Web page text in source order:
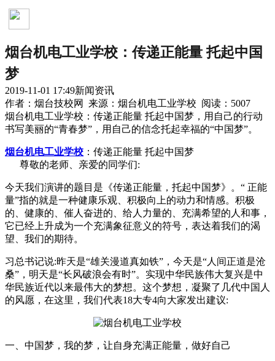
烟台机电工业学校：传递正能量 托起中国
梦
2019-11-01 17:49新闻资讯
作者：烟台技校网 来源：烟台机电工业学校 阅读：5007
烟台机电工业学校：传递正能量 托起中国梦，用自己的行动
书写美丽的“青春梦”，用自己的信念托起幸福的“中国梦”。
烟台机电工业学校 ：传递正能量 托起中国梦
尊敬的老师、亲爱的同学们:
今天我们演讲的题目是《传递正能量，托起中国梦》。“ 正能
量”指的就是一种健康乐观、积极向上的动力和情感。积极
的、健康的、催人奋进的、给人力量的、充满希望的人和事，
它已经上升成为一个充满象征意义的符号，表达着我们的渴
望、我们的期待。
习总书记说:昨天是“雄关漫道真如铁”，今天是“人间正道是沧
桑”，明天是“长风破浪会有时”。实现中华民族伟大复兴是中
华民族近代以来最伟大的梦想。这个梦想，凝聚了几代中国人
的风愿，在这里，我们代表18大专4向大家发出建议:
一、中国梦，我的梦，让自身充满正能量，做好自己